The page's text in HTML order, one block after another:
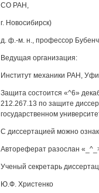
СО РАН,
г. Новосибирск)
д. ф.-м. н., профессор
Ведущая организация:
Институт механики РАН,
Защита состоится «^6»
212.267.13 по защите
государственном
С диссертацией можно
Автореферат разослан
Ученый секретарь
Ю.Ф. Христенко